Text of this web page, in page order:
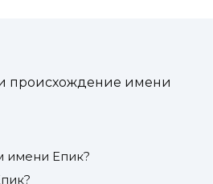
и происхождение имени
имени Епик?